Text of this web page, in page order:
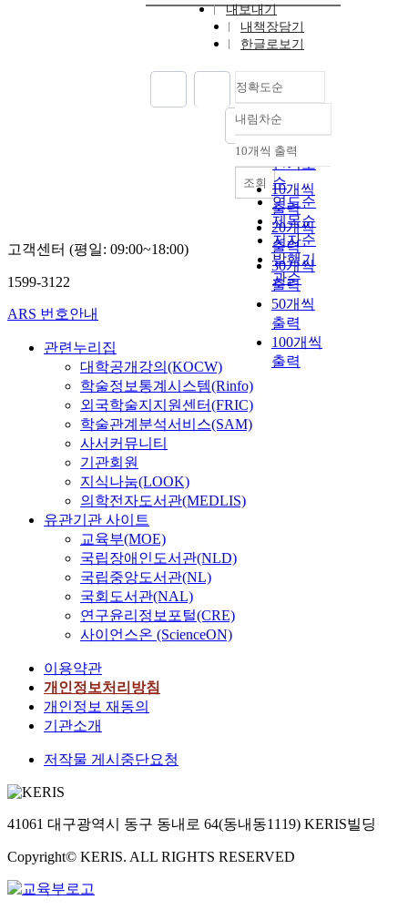
내보내기
내책장담기
한글로보기
정확도순
정확도
순
인기도
순
연도순
제목순
저자순
발행기
관순
내림차순
내림차순
10개씩 출력
10개씩
출력
20개씩
출력
30개씩
출력
50개씩
출력
100개씩
출력
조회
고객센터 (평일: 09:00~18:00)
1599-3122
ARS 번호안내
관련누리집
대학공개강의(KOCW)
학술정보통계시스템(Rinfo)
외국학술지지원센터(FRIC)
학술관계분석서비스(SAM)
사서커뮤니티
기관회원
지식나눔(LOOK)
의학전자도서관(MEDLIS)
유관기관 사이트
교육부(MOE)
국립장애인도서관(NLD)
국립중앙도서관(NL)
국회도서관(NAL)
연구윤리정보포털(CRE)
사이언스온 (ScienceON)
이용약관
개인정보처리방침
개인정보 재동의
기관소개
저작물 게시중단요청
41061 대구광역시 동구 동내로 64(동내동1119) KERIS빌딩
Copyright© KERIS. ALL RIGHTS RESERVED